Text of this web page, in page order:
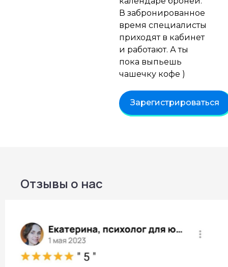
В забронированное
время специалисты
приходят в кабинет
и работают. А ты
пока выпьешь
чашечку кофе )
Зарегистрироваться
Отзывы о нас